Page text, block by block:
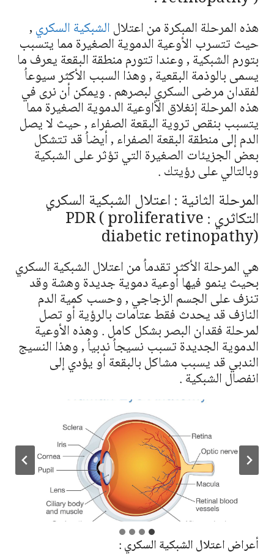
هذه المرحلة المبكرة من اعتلالالشبكية السكري,
حيث تتسرب الأوعية الدموية الصغيرة مما يتسبب
بتورم الشبكية , وعندا تتورم منطقة البقعة يعرف ما
يسمى بالوذمة البقعية , وهذا السبب الأكثر سيوعاُ
لفقدان مرضى السكري لبصرهم . ويمكن أن نرى في
هذه المرحلة إنغلاق الأاوعية الدموية الصغيرة مما
يتسبب بنقص تروية البقعة الصفراء , حيث لا يصل
الدم إلى منطقة البقعة الصفراء , أيضاُ قد تتشكل
بعض الجزيئات الصغيرة التي تؤثر على الشبكية
وبالتالي على رؤيتك .
المرحلة الثانية : اعتلال الشبكية السكري
التكاثري : PDR ( proliferative
diabetic retinopathy)
هي المرحلة الأكثر تقدماُ من اعتلال الشبكية السكري
بحيث ينمو فيها أوعية دموية جديدة وهشة وقد
تنزف على الجسم الزجاجي , وحسب كمية الدم
النازف قد يحدث فقط عتامات بالرؤية أو تصل
لمرحلة فقدان البصر بشكل كامل . وهذه الأوعية
الدموية الجديدة تسبب نسيجاُ ندبياُ , وهذا النسيج
الندبي قد يسبب مشاكل بالبقعة أو يؤدي إلى
انفصال الشبكية .
أعراض اعتلال الشبكية السكري :